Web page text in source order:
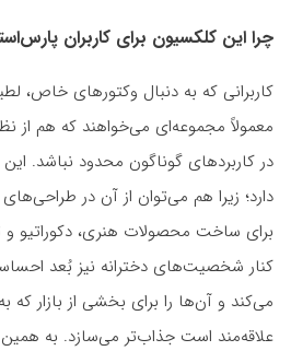
چرا این کلکسیون برای کاربران
کاربرانی که به دنبال وکتورهای خاص،
معمولاً مجموعه‌ای می‌خواهند که هم از
در کاربردهای گوناگون محدود نباشد.
دارد؛ زیرا هم می‌توان از آن در
برای ساخت محصولات هنری، دکوراتیو و
کنار شخصیت‌های دخترانه نیز بُعد
می‌کند و آن‌ها را برای بخشی از بازار
علاقه‌مند است جذاب‌تر می‌سازد. به همین